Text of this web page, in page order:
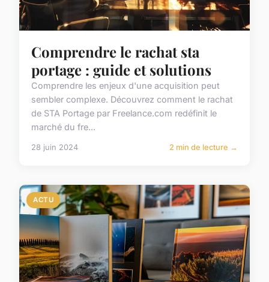
Comprendre le rachat sta
portage : guide et solutions
Comprendre les enjeux d'une acquisition peut
sembler complexe. Découvrez comment le rachat
de STA Portage par Freelance.com redéfinit le
marché du fre...
28 juin 2024 2 min de lecture →
ACTU